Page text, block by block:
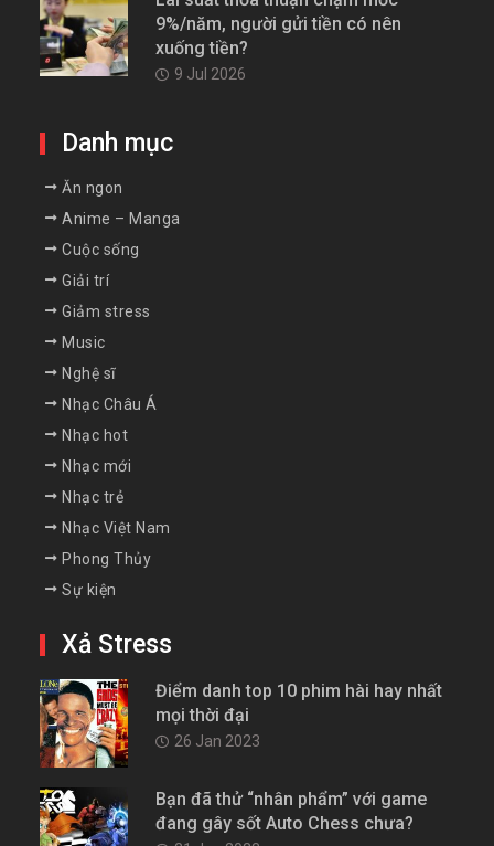
9%/năm, người gửi tiền có nên
xuống tiền?
9 Jul 2026
Danh mục
Ăn ngon
Anime – Manga
Cuộc sống
Giải trí
Giảm stress
Music
Nghệ sĩ
Nhạc Châu Á
Nhạc hot
Nhạc mới
Nhạc trẻ
Nhạc Việt Nam
Phong Thủy
Sự kiện
Xả Stress
Điểm danh top 10 phim hài hay nhất
mọi thời đại
26 Jan 2023
Bạn đã thử “nhân phẩm” với game
đang gây sốt Auto Chess chưa?